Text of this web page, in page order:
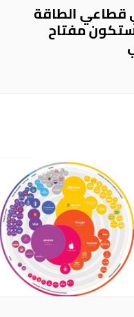
قطاعي الطاقة
ستكون مفتاح